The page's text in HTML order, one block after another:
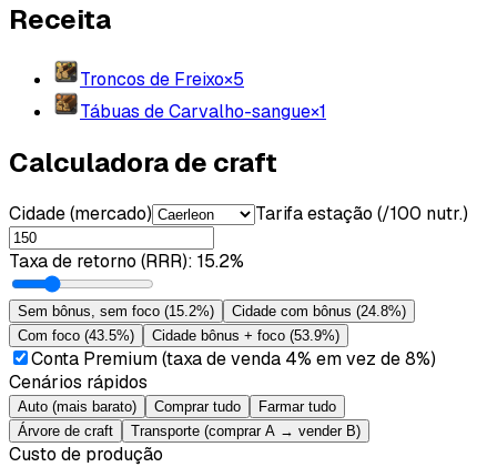
Receita
Troncos de Freixo×5
Tábuas de Carvalho-sangue×1
Calculadora de craft
Cidade (mercado) Tarifa estação (/100 nutr.)
Taxa de retorno (RRR): 15.2%
Sem bônus, sem foco (15.2%) Cidade com bônus (24.8%)
Com foco (43.5%) Cidade bônus + foco (53.9%)
Conta Premium (taxa de venda 4% em vez de 8%)
Cenários rápidos
Auto (mais barato) Comprar tudo
Farmar tudo
Árvore de craft
Transporte (comprar A → vender B)
Custo de produção